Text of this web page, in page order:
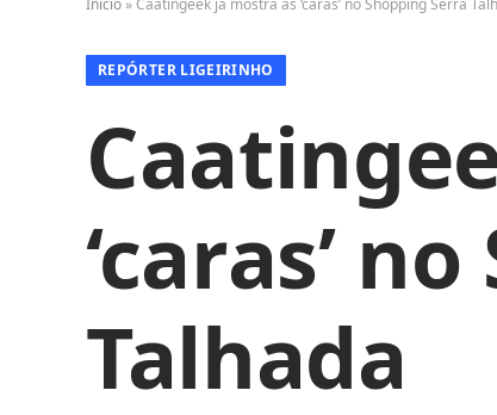
Início »Caatingeek já mostra as ‘caras’ no Shopping Serra
REPÓRTER LIGEIRINHO
‘caras’
Talhada